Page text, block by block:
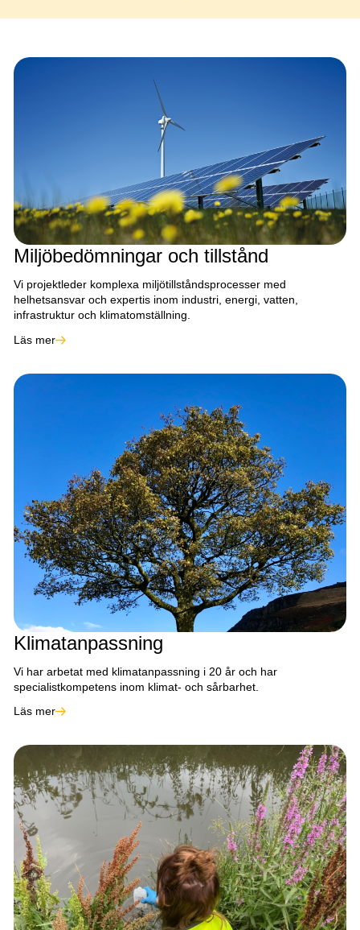
Miljöbedömningar och tillstånd
Vi projektleder komplexa miljötillståndsprocesser med
helhetsansvar och expertis inom industri, energi, vatten,
infrastruktur och klimatomställning.
Läs mer
Klimatanpassning
Vi har arbetat med klimatanpassning i 20 år och har
specialistkompetens inom klimat- och sårbarhet.
Läs mer